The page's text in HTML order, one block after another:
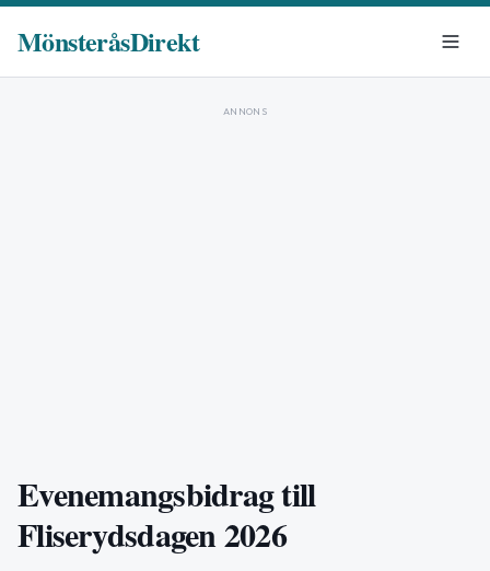
MönsteråsDirekt
ANNONS
Evenemangsbidrag till
Fliserydsdagen 2026